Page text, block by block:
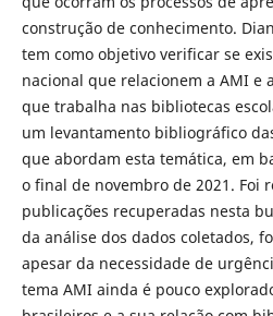
construção de conhecimento.
tem como objetivo verificar se
nacional que relacionem a AMI e
que trabalha nas bibliotecas
um levantamento bibliográfico
que abordam esta temática, em
o final de novembro de 2021. Foi
publicações recuperadas nesta
da análise dos dados coletados,
apesar da necessidade de
tema AMI ainda é pouco